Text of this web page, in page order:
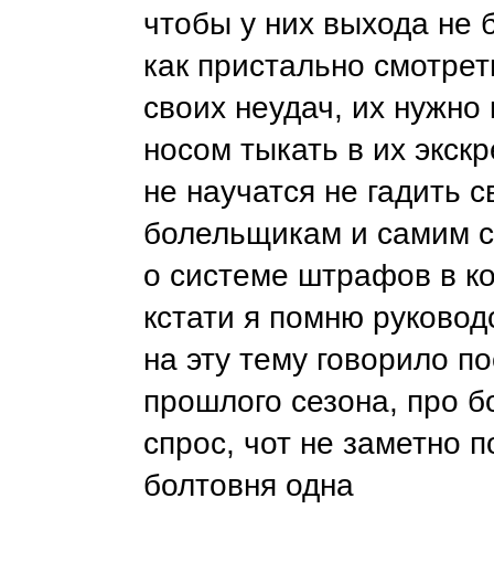
чтобы у них выхода не
как пристально
своих неудач, их нужно
носом тыкать в их
не научатся не гадить
болельщикам и самим
о системе штрафов в
кстати я помню
на эту тему говорило
прошлого сезона, про
спрос, чот не заметно
болтовня одна